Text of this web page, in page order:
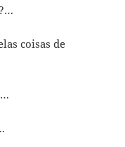
coisas de